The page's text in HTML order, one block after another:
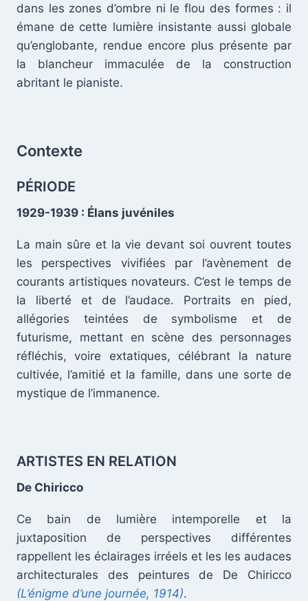
dans les zones d’ombre ni le flou des formes : il
émane de cette lumière insistante aussi globale
qu’englobante, rendue encore plus présente par
la blancheur immaculée de la construction
abritant le pianiste.
Contexte
PÉRIODE
1929-1939 : Élans juvéniles
La main sûre et la vie devant soi ouvrent toutes
les perspectives vivifiées par l’avènement de
courants artistiques novateurs. C’est le temps de
la liberté et de l’audace. Portraits en pied,
allégories teintées de symbolisme et de
futurisme, mettant en scène des personnages
réfléchis, voire extatiques, célébrant la nature
cultivée, l’amitié et la famille, dans une sorte de
mystique de l’immanence.
ARTISTES EN RELATION
De Chiricco
Ce bain de lumière intemporelle et la
juxtaposition de perspectives différentes
rappellent les éclairages irréels et les les audaces
architecturales des peintures de De Chiricco
(L’énigme d’une journée, 1914).
.